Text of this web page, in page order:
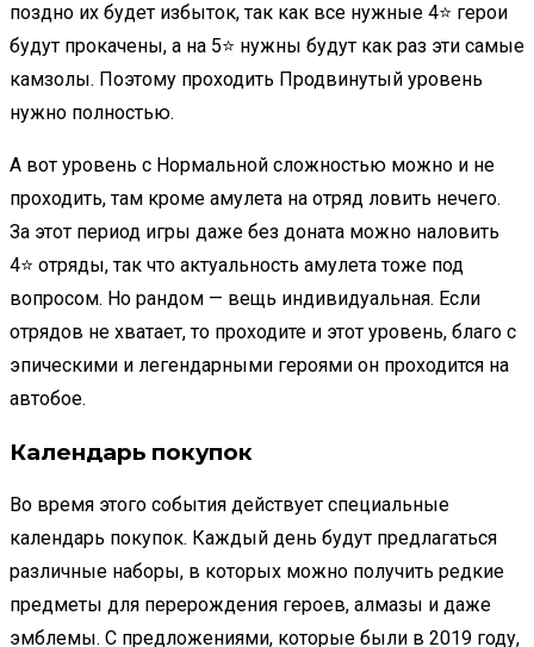
поздно их будет избыток, так как все нужные 4⭐ герои
будут прокачены, а на 5⭐ нужны будут как раз эти самые
камзолы. Поэтому проходить Продвинутый уровень
нужно полностью.
А вот уровень с Нормальной сложностью можно и не
проходить, там кроме амулета на отряд ловить нечего.
За этот период игры даже без доната можно наловить
4⭐ отряды, так что актуальность амулета тоже под
вопросом. Но рандом — вещь индивидуальная. Если
отрядов не хватает, то проходите и этот уровень, благо с
эпическими и легендарными героями он проходится на
автобое.
Календарь покупок
Во время этого события действует специальные
календарь покупок. Каждый день будут предлагаться
различные наборы, в которых можно получить редкие
предметы для перерождения героев, алмазы и даже
эмблемы. С предложениями, которые были в 2019 году,